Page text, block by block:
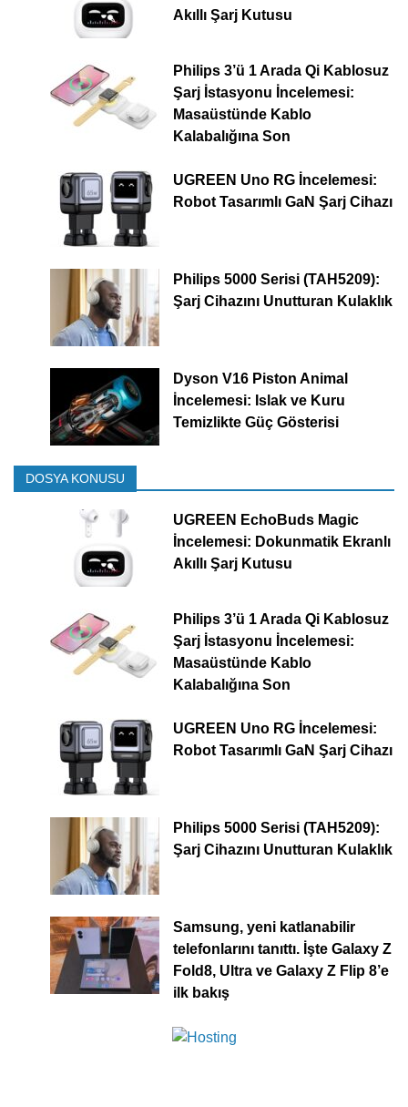
Akıllı Şarj Kutusu
Philips 3’ü 1 Arada Qi Kablosuz
Şarj İstasyonu İncelemesi:
Masaüstünde Kablo
Kalabalığına Son
UGREEN Uno RG İncelemesi:
Robot Tasarımlı GaN Şarj Cihazı
Philips 5000 Serisi (TAH5209):
Şarj Cihazını Unutturan Kulaklık
Dyson V16 Piston Animal
İncelemesi: Islak ve Kuru
Temizlikte Güç Gösterisi
DOSYA KONUSU
UGREEN EchoBuds Magic
İncelemesi: Dokunmatik Ekranlı
Akıllı Şarj Kutusu
Philips 3’ü 1 Arada Qi Kablosuz
Şarj İstasyonu İncelemesi:
Masaüstünde Kablo
Kalabalığına Son
UGREEN Uno RG İncelemesi:
Robot Tasarımlı GaN Şarj Cihazı
Philips 5000 Serisi (TAH5209):
Şarj Cihazını Unutturan Kulaklık
Samsung, yeni katlanabilir
telefonlarını tanıttı. İşte Galaxy Z
Fold8, Ultra ve Galaxy Z Flip 8’e
ilk bakış